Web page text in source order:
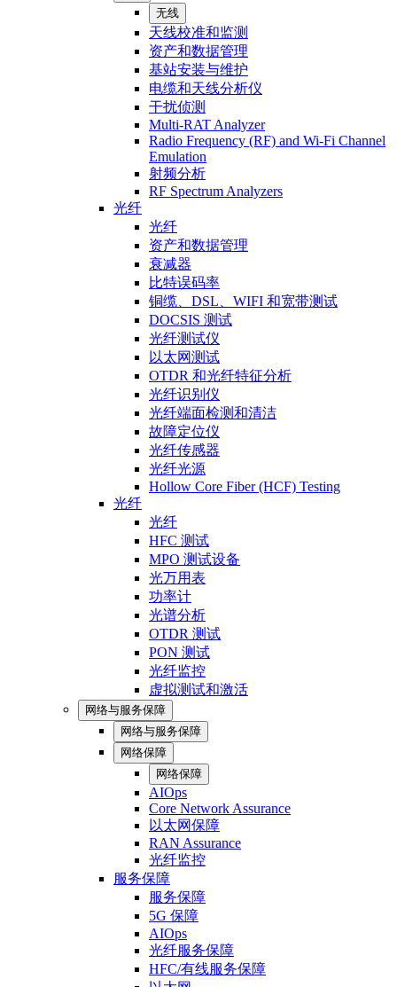
无线
天线校准和监测
资产和数据管理
基站安装与维护
电缆和天线分析仪
干扰侦测
Multi-RAT Analyzer
Radio Frequency (RF) and Wi-Fi Channel
Emulation
射频分析
RF Spectrum Analyzers
光纤
光纤
资产和数据管理
衰减器
比特误码率
铜缆、DSL、WIFI 和宽带测试
DOCSIS 测试
光纤测试仪
以太网测试
OTDR 和光纤特征分析
光纤识别仪
光纤端面检测和清洁
故障定位仪
光纤传感器
光纤光源
Hollow Core Fiber (HCF) Testing
光纤
光纤
HFC 测试
MPO 测试设备
光万用表
功率计
光谱分析
OTDR 测试
PON 测试
光纤监控
虚拟测试和激活
网络与服务保障
网络与服务保障
网络保障
网络保障
AIOps
Core Network Assurance
以太网保障
RAN Assurance
光纤监控
服务保障
服务保障
5G 保障
AIOps
光纤服务保障
HFC/有线服务保障